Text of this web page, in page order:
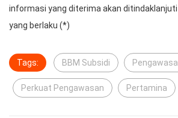
informasi yang diterima akan
yang berlaku (*)
Tags: BBM Subsidi
Perkuat Pengawasan Pertamina